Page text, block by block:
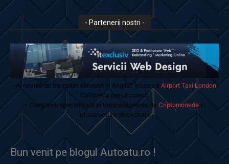
- Partenerii nostri -
- Ai nevoie de transport aeroport in Anglia? Încearcă Airport Taxi London
Calitate la prețul corect.
- Companie specializata in tranzactionarea de Criptomonedesi
infrastructura blockchain.
Bun venit pe blogul Autoatu.ro !